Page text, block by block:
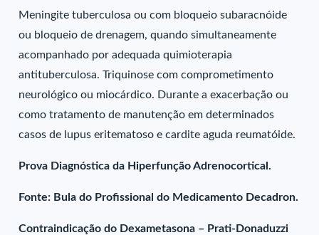
Meningite tuberculosa ou com bloqueio subaracnóide
ou bloqueio de drenagem, quando simultaneamente
acompanhado por adequada quimioterapia
antituberculosa. Triquinose com comprometimento
neurológico ou miocárdico. Durante a exacerbação ou
como tratamento de manutenção em determinados
casos de lupus eritematoso e cardite aguda reumatóide.
Prova Diagnóstica da Hiperfunção Adrenocortical.
Fonte: Bula do Profissional do Medicamento Decadron.
Contraindicação do Dexametasona – Prati-Donaduzzi